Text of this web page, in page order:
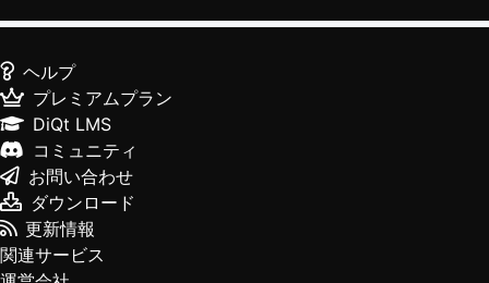
ヘルプ
プレミアムプラン
DiQt LMS
コミュニティ
お問い合わせ
ダウンロード
更新情報
関連サービス